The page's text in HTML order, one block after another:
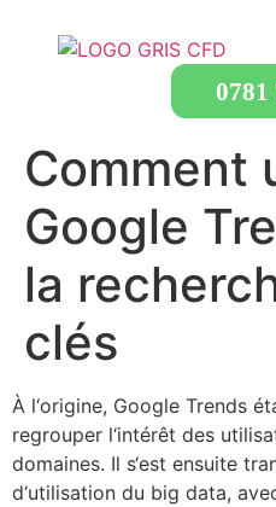
0781
Comment
Google
la
clés
À l‘origine, Google Trends
regrouper l‘intérêt des
domaines. Il s‘est ensuite
d‘utilisation du big data,